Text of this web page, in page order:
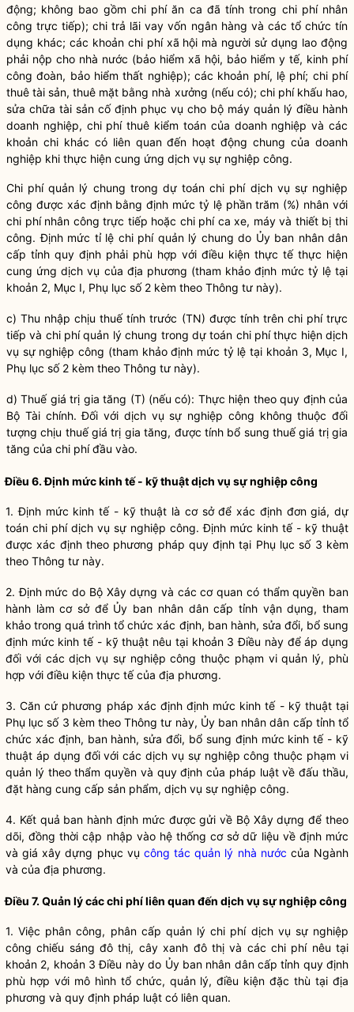
động; không bao gồm chi phíăn ca đã tính trong chi phínhân
công trực tiếp); chi trả lãi vay vốn ngân hàng và các tổ chức tín
dụng khác; các khoản chi phíxã hội mà người sử dụng lao động
phải nộp cho nhà nước (bảo hiểm xã hội, bảo hiểm y tế, kinh phí
công đoàn, bảo hiểm thất nghiệp); các khoản phí, lệ phí; chi phí
thuê tài sản, thuê mặt bằng nhà xưởng (nếu có); chi phíkhấu hao,
sửa chữa tài sản cố định phục vụ cho bộ máy quản lý điều hành
doanh nghiệp, chi phíthuê kiểm toán của doanh nghiệp và các
khoản chi khác có liên quan đến hoạt động chung của doanh
nghiệp khi thực hiện cung ứng dịch vụ sự nghiệp công.
Chi phíquản lý chung trong dự toánchi phídịch vụ sự nghiệp
công được xác định bằng định mức tỷ lệ phần trăm (%) nhân với
chi phínhân công trực tiếp hoặc chi phíca xe, máy và thiết bị thi
công. Định mức tỉ lệ chi phíquản lý chung do Ủy ban nhân dân
cấp tỉnh quy định phải phù hợp với điều kiện thực tế thực hiện
cung ứng dịch vụ của địa phương (tham khảo định mức tỷ lệ tại
khoản 2, Mục I, Phụ lục số 2 kèm theo Thông tư này).
c) Thu nhập chịu thuế tính trước (TN) được tính trên chi phítrực
tiếp và chi phíquản lý chung trong dự toán chi phíthực hiện dịch
vụ sự nghiệp công (tham khảo định mức tỷ lệ tại khoản 3, Mục I,
Phụ lục số 2 kèm theo Thông tư này).
d) Thuế giá trị gia tăng (T) (nếu có): Thực hiện theo quy định của
Bộ Tài chính. Đối với dịch vụ sự nghiệp công không thuộc đối
tượng chịu thuế giá trị gia tăng, được tính bổ sung thuế giá trị gia
tăng của chi phíđầu vào.
Điều 6. Định mức kinh tế - kỹ thuật dịch vụ sự nghiệp công
1. Định mức kinh tế - kỹ thuật là cơ sở để xác định đơn giá, dự
toán chi phídịch vụ sự nghiệp công. Định mức kinh tế - kỹ thuật
được xác định theo phương pháp quy định tại Phụ lục số 3 kèm
theo Thông tư này.
2. Định mức do Bộ Xây dựng và các cơ quan có thẩmquyền ban
hành làm cơ sở để Ủy ban nhân dân cấp tỉnh vận dụng, tham
khảo trong quá trình tổ chức xác định, ban hành, sửa đổi, bổ sung
định mức kinh tế - kỹ thuật nêu tại khoản 3 Điều này để áp dụng
đối với các dịch vụ sự nghiệp công thuộc phạm vi quản lý, phù
hợp với điều kiện thực tế của địa phương.
3. Căn cứ phương pháp xác định định mức kinh tế - kỹ thuật tại
Phụ lục số 3 kèm theo Thông tư này, Ủy ban nhân dân cấp tỉnh tổ
chức xác định, ban hành, sửa đổi, bổ sung định mức kinh tế - kỹ
thuật áp dụng đối với các dịch vụ sự nghiệp công thuộc phạm vi
quản lý theo thẩmquyền và quy định của pháp luậtvề đấu thầu,
đặt hàng cung cấp sản phẩm, dịch vụ sự nghiệp công.
4. Kết quả ban hành định mức được gửi về Bộ Xây dựng để theo
dõi, đồng thời cập nhập vào hệ thống cơ sở dữ liệu về định mức
và giá xây dựng phục vụ công tác quản lý nhà nước của Ngành
và của địa phương.
Điều 7. Quản lý cácchi phíliên quan đến dịch vụ sự nghiệp công
1. Việc phân công, phân cấp quản lýchi phídịch vụ sự nghiệp
côngchiếu sáng đô thị, cây xanh đô thị và các chi phínêu tại
khoản 2, khoản 3 Điều này do Ủy ban nhân dân cấp tỉnh quy định
phù hợp với mô hình tổ chức, quản lý, điều kiện đặc thù tại địa
phương và quy định pháp luật có liên quan.